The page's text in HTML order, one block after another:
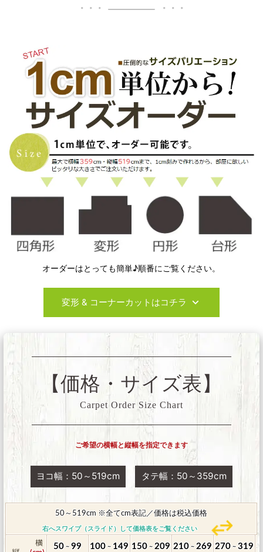
オーダーはとっても簡単♪順番にご覧ください。
変形 & コーナーカットはコチラ
【価格・サイズ表】
Carpet Order Size Chart
ご希望の横幅と縦幅を指定できます
ヨコ幅：50～519cm タテ幅：50～359cm
50～519cm ※全てcm表記／価格は税込価格
右へスワイプ（スライド）して価格表をご覧ください
50 ～ 99 100 ～ 149 150 ～ 209 210 ～ 269 270 ～ 319